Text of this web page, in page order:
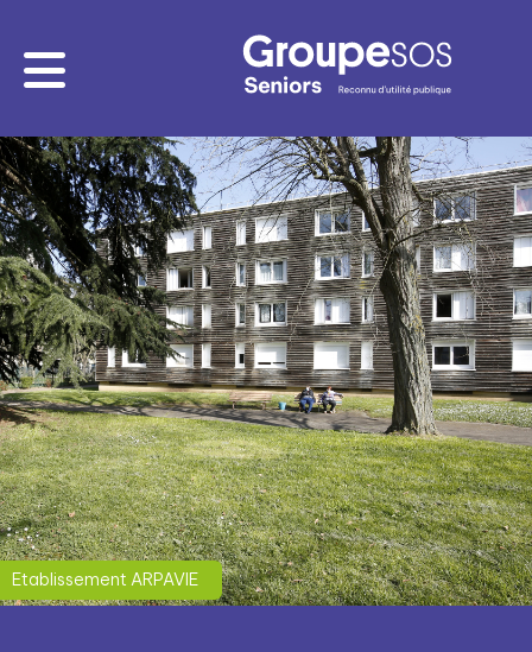
Etablissement ARPAVIE